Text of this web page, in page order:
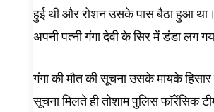
हुई थी और रोशन उसके पास बैठा हुआ
अपनी पत्नी गंगा देवी के सिर में डंडा लग
गंगा की मौत की सूचना उसके मायके
सूचना मिलते ही तोशाम पुलिस फॉरेंसिक